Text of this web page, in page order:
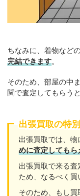
ちなみに、着物など
完結できます。
そのため、部屋の中
関で査定してもらう
出張買取の特
出張買取では、物
めに査定しても
出張買取で来る
ため、なるべく買
そのため、もし買